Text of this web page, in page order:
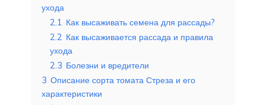
ухода
2.1 Как высаживать семена для рассады?
2.2 Как высаживается рассада и правила
ухода
2.3 Болезни и вредители
3 Описание сорта томата Стреза и его
характеристики